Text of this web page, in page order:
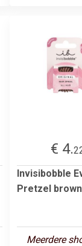
€ 4.
Invisibobble
Pretzel brown
Meerdere